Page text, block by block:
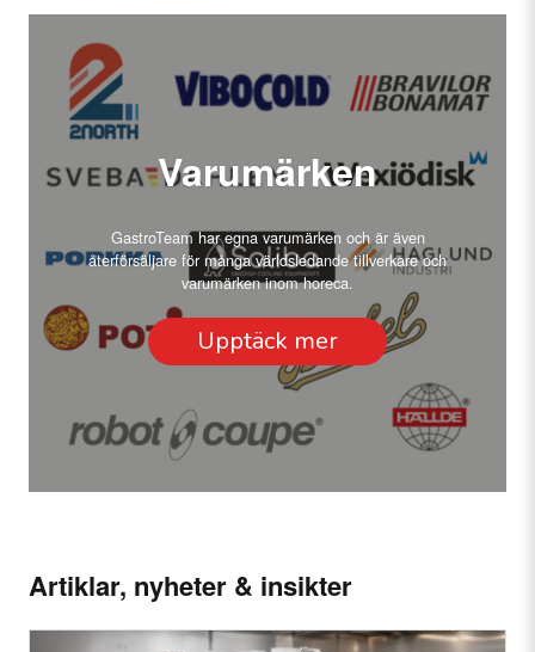
Varumärken
GastroTeam har egna varumärken och är även
återförsäljare för många världsledande tillverkare och
varumärken inom horeca.
Upptäck mer
Artiklar, nyheter & insikter